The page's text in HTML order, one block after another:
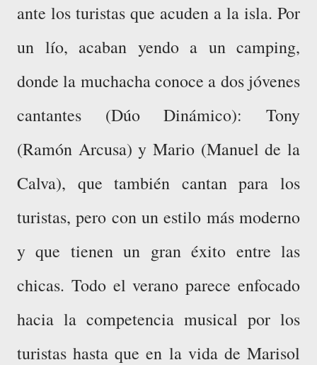
ante los turistas que acuden a la isla. Por
un lío, acaban yendo a un camping,
donde la muchacha conoce a dos jóvenes
cantantes (Dúo Dinámico): Tony
(Ramón Arcusa) y Mario (Manuel de la
Calva), que también cantan para los
turistas, pero con un estilo más moderno
y que tienen un gran éxito entre las
chicas. Todo el verano parece enfocado
hacia la competencia musical por los
turistas hasta que en la vida de Marisol